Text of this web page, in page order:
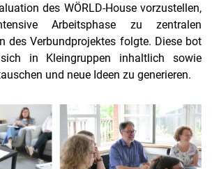
des WÖRLD-House vorzustellen,
Arbeitsphase zu zentralen
des Verbundprojektes folgte. Diese bot
in Kleingruppen inhaltlich sowie
und neue Ideen zu generieren.